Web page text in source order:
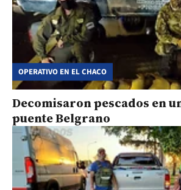
OPERATIVO EN EL CHACO
Decomisaron pescados en
puente Belgrano